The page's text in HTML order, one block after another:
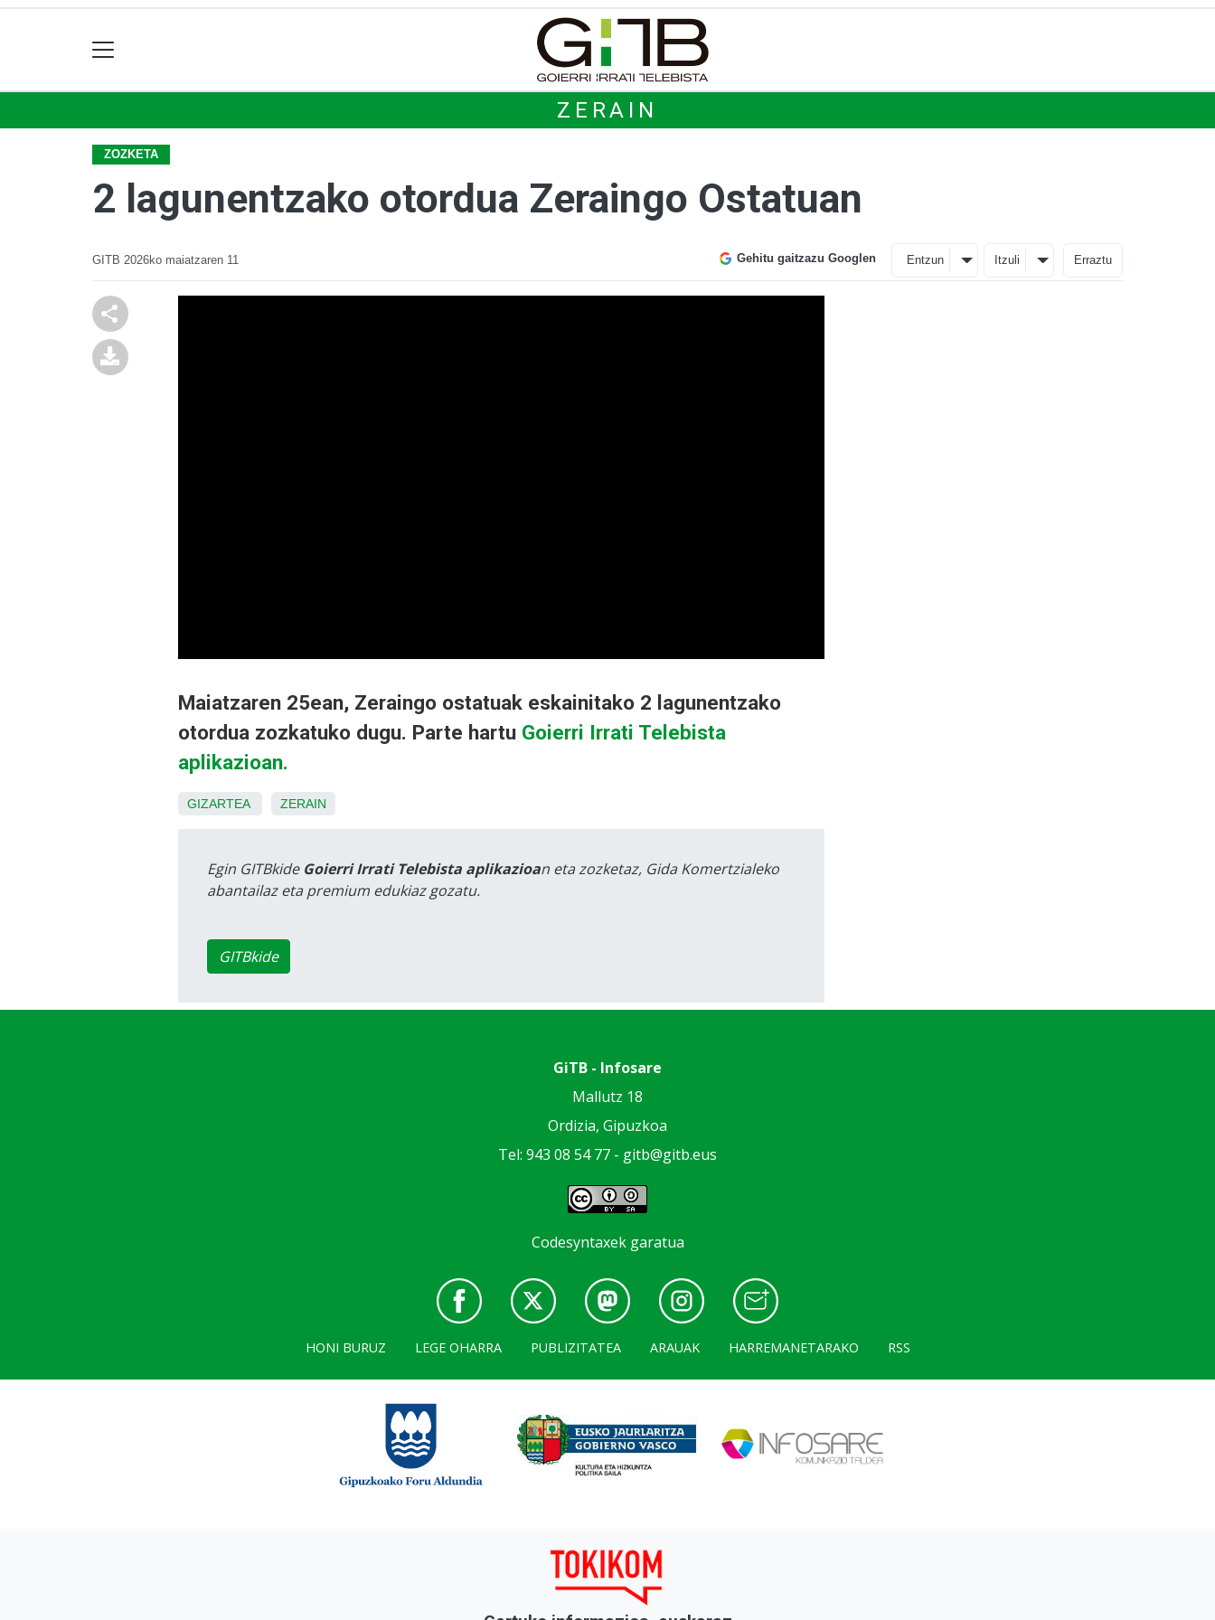
ZERAIN
ZOZKETA
2 lagunentzako otordua Zeraingo Ostatuan
GITB 2026ko maiatzaren 11 Gehitu gaitzazu Googlen Entzun Itzuli Erraztu
Maiatzaren 25ean, Zeraingo ostatuak eskainitako 2 lagunentzako
otordua zozkatuko dugu. Parte hartu Goierri Irrati Telebista
aplikazioan.
GIZARTEA ZERAIN
Egin GITBkide Goierri Irrati Telebista aplikazioan eta zozketaz, Gida Komertzialeko
abantailaz eta premium edukiaz gozatu.
GITBkide
GiTB - Infosare
Mallutz 18
Ordizia, Gipuzkoa
Tel: 943 08 54 77 - gitb@gitb.eus
Codesyntaxek garatua
HONI BURUZ LEGE OHARRA PUBLIZITATEA ARAUAK HARREMANETARAKO RSS